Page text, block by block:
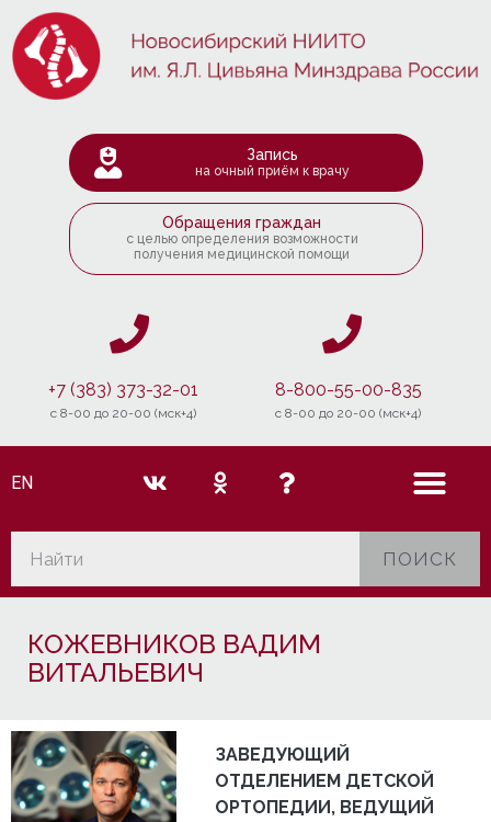
Запись
на очный приём к врачу
Обращения граждан
с целью определения возможности
получения медицинской помощи
+7 (383) 373-32-01
c 8-00 до 20-00 (мск+4)
8-800-55-00-835
c 8-00 до 20-00 (мск+4)
EN
ПОИСК
КОЖЕВНИКОВ ВАДИМ
ВИТАЛЬЕВИЧ
ЗАВЕДУЮЩИЙ
ОТДЕЛЕНИЕМ ДЕТСКОЙ
ОРТОПЕДИИ, ВЕДУЩИЙ